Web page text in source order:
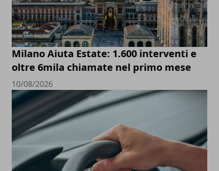
Milano Aiuta Estate: 1.600 interventi e
oltre 6mila chiamate nel primo mese
10/08/2026